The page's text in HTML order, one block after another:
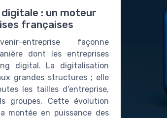
: un moteur
françaises
entreprise façonne
dont les entreprises
digital. La digitalisation
grandes structures ; elle
les tailles d’entreprise,
groupes. Cette évolution
montée en puissance des